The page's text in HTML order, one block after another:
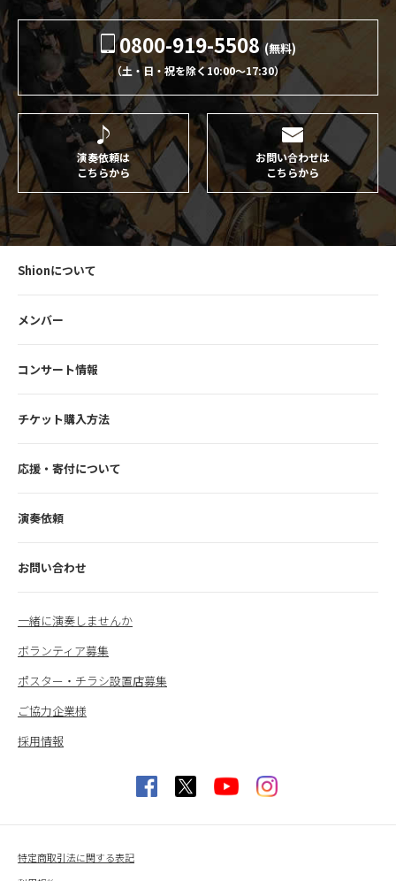
0800-919-5508 (無料)
（土・日・祝を除く10:00〜17:30）
演奏依頼は
こちらから
お問い合わせは
こちらから
Shionについて
メンバー
コンサート情報
チケット購入方法
応援・寄付について
演奏依頼
お問い合わせ
一緒に演奏しませんか
ボランティア募集
ポスター・チラシ設置店募集
ご協力企業様
採用情報
特定商取引法に関する表記